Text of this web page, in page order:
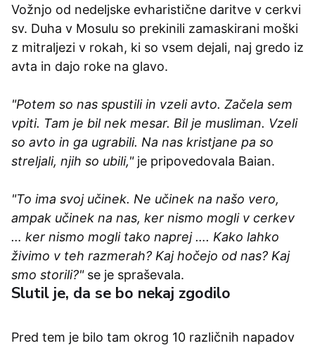
Vožnjo od nedeljske evharistične daritve v cerkvi
sv. Duha v Mosulu so prekinili zamaskirani moški
z mitraljezi v rokah, ki so vsem dejali, naj gredo iz
avta in dajo roke na glavo.
"Potem so nas spustili in vzeli avto. Začela sem
vpiti. Tam je bil nek mesar. Bil je musliman. Vzeli
so avto in ga ugrabili. Na nas kristjane pa so
streljali, njih so ubili,"je pripovedovala Baian.
"To ima svoj učinek. Ne učinek na našo vero,
ampak učinek na nas, ker nismo mogli v cerkev
… ker nismo mogli tako naprej …. Kako lahko
živimo v teh razmerah? Kaj hočejo od nas? Kaj
smo storili?"se je spraševala.
Slutil je, da se bo nekaj zgodilo
Pred tem je bilo tam okrog 10 različnih napadov